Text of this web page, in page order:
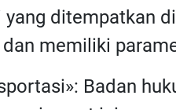
yang ditempatkan
memiliki
Badan